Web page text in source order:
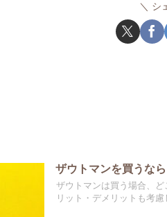
シ
ザウトマンを買うな
ザウトマンは買う場合、
リット・デメリットも考